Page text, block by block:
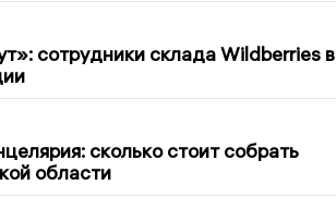
сотрудники склада Wildberries в
сколько стоит собрать
области